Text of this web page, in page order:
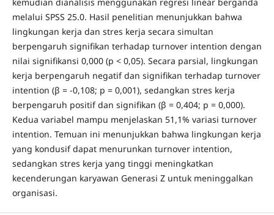
melalui SPSS 25.0. Hasil penelitian menunjukkan bahwa
lingkungan kerja dan stres kerja secara simultan
berpengaruh signifikan terhadap turnover intention dengan
nilai signifikansi 0,000 (p < 0,05). Secara parsial, lingkungan
kerja berpengaruh negatif dan signifikan terhadap turnover
intention (β = -0,108; p = 0,001), sedangkan stres kerja
berpengaruh positif dan signifikan (β = 0,404; p = 0,000).
Kedua variabel mampu menjelaskan 51,1% variasi turnover
intention. Temuan ini menunjukkan bahwa lingkungan kerja
yang kondusif dapat menurunkan turnover intention,
sedangkan stres kerja yang tinggi meningkatkan
kecenderungan karyawan Generasi Z untuk meninggalkan
organisasi.